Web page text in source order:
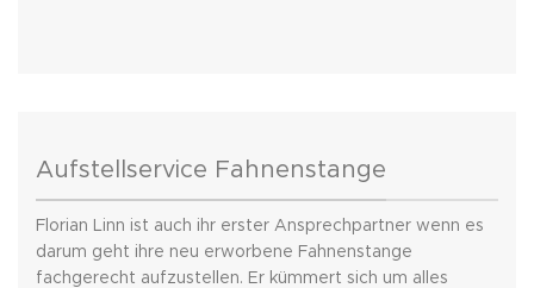
Aufstellservice Fahnenstange
Florian Linn ist auch ihr erster Ansprechpartner wenn es
darum geht ihre neu erworbene Fahnenstange
fachgerecht aufzustellen. Er kümmert sich um alles